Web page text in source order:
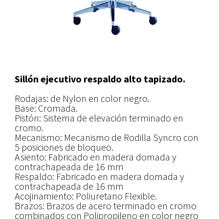
Sillón ejecutivo respaldo alto tapizado.
Rodajas: de Nylon en color negro.
Base: Cromada.
Pistón: Sistema de elevación terminado en
cromo.
Mecanismo: Mecanismo de Rodilla Syncro con
5 posiciones de bloqueo.
Asiento: Fabricado en madera domada y
contrachapeada de 16 mm
Respaldo: Fabricado en madera domada y
contrachapeada de 16 mm
Acojinamiento: Poliuretano Flexible.
Brazos: Brazos de acero terminado en cromo
combinados con Polipropileno en color negro